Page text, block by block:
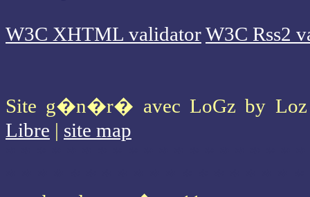
W3C XHTML validatorW3C Rss2
Site g�n�r� avec LoGz by
Libre | site map